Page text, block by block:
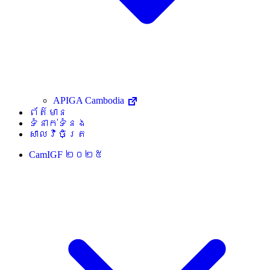
APIGA Cambodia
ព័ត៌មាន
ទំនាក់ទំនង
សាលវិចិត្រ
CamIGF ២០២៥